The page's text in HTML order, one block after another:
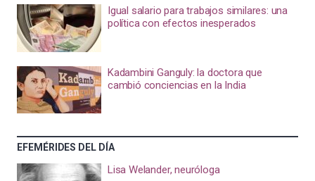
Igual salario para trabajos similares: una
política con efectos inesperados
Kadambini Ganguly: la doctora que
cambió conciencias en la India
EFEMÉRIDES DEL DÍA
Lisa Welander, neuróloga